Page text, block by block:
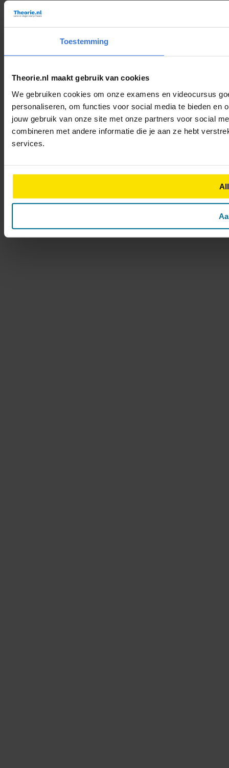
Toestemming
Theorie.nl maakt gebruik van cookies
We gebruiken cookies om onze examens en videocursus
personaliseren, om functies voor social media te bieden en
jouw gebruik van onze site met onze partners voor social
combineren met andere informatie die je aan ze hebt
services.